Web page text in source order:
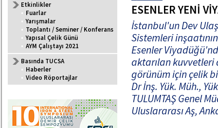
Etkinlikler
• Fuarlar
• Yarışmalar
• Toplantı / Seminer / Konferans
• Yapısal Çelik Günü
• AYM Çalıştayı 2021
Basında TUCSA
• Haberler
• Video Röportajlar
ESENLER YENİ
İstanbul'un Dev
Sistemleri
Esenler
aktarılan
görünüm için çelik
Dr İnş. Yük. Müh.,
TULUMTAŞ Genel
Uluslararası Aş,